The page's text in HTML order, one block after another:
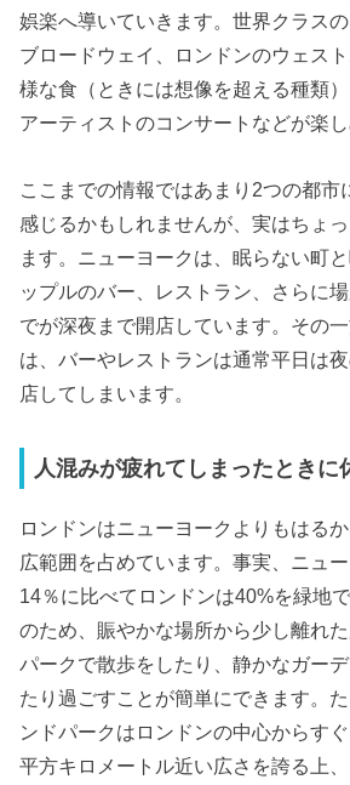
娯楽へ導いていきます。世界クラス
ブロードウェイ、ロンドンのウェス
様な食（ときには想像を超える種類
アーティストのコンサートなどが楽し
ここまでの情報ではあまり2つの都市
感じるかもしれませんが、実はちょ
ます。ニューヨークは、眠らない町
ップルのバー、レストラン、さらに
でが深夜まで開店しています。その
は、バーやレストランは通常平日は
店してしまいます。
人混みが疲れてしまったときに
ロンドンはニューヨークよりもはる
広範囲を占めています。事実、ニュ
14％に比べてロンドンは40%を緑地
のため、賑やかな場所から少し離れ
パークで散歩をしたり、静かなガー
たり過ごすことが簡単にできます。
ンドパークはロンドンの中心からす
平方キロメートル近い広さを誇る上